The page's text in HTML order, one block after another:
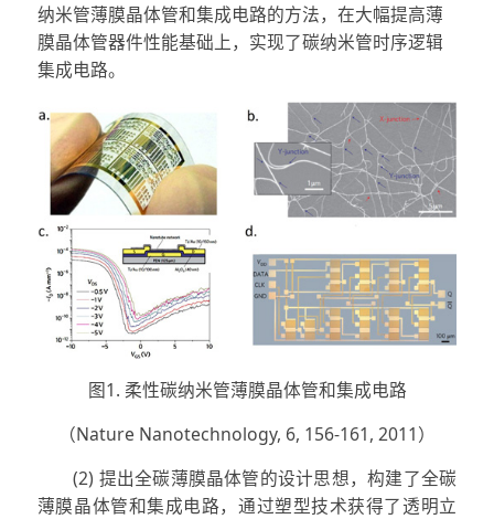
纳米管薄膜晶体管和集成电路的方法，在大幅提高薄
膜晶体管器件性能基础上，实现了碳纳米管时序逻辑
集成电路。
图1. 柔性碳纳米管薄膜晶体管和集成电路
（Nature Nanotechnology, 6, 156-161, 2011）
(2) 提出全碳薄膜晶体管的设计思想，构建了全碳
薄膜晶体管和集成电路，通过塑型技术获得了透明立